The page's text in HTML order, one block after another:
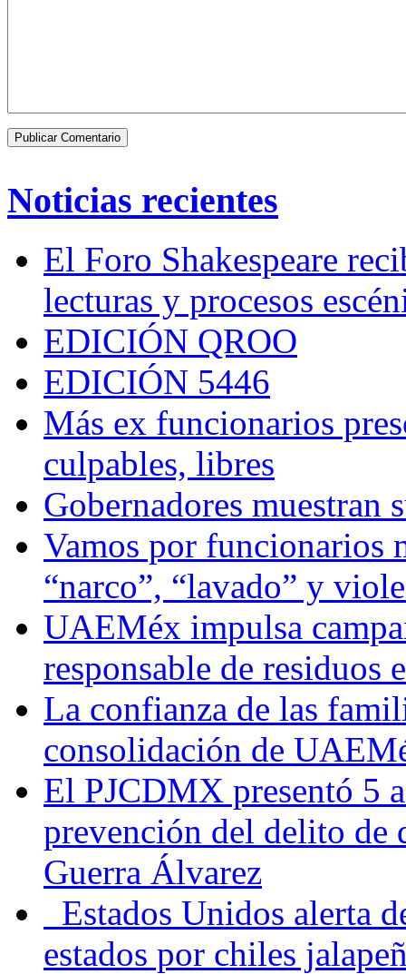
Noticias recientes
El Foro Shakespeare
lecturas y procesos
EDICIÓN QROO
EDICIÓN 5446
Más ex funcionarios
culpables, libres
Gobernadores muestran
Vamos por funcionarios
“narco”, “lavado” y
UAEMéx impulsa
responsable de residuos
La confianza de las
consolidación de
El PJCDMX presentó 5
prevención del delito de
Guerra Álvarez
Estados Unidos alerta
estados por chiles